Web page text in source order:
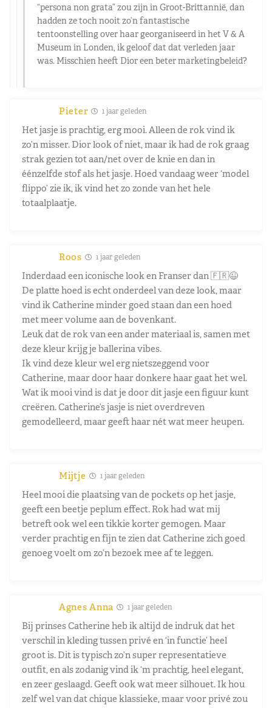
“persona non grata” zou zijn in Groot-Brittannië, dan
hadden ze toch nooit zo’n fantastische
tentoonstelling over haar georganiseerd in het V & A
Museum in Londen, ik geloof dat dat verleden jaar
was. Misschien heeft Dior een beter marketingbeleid?
Pieter 1 jaar geleden
Het jasje is prachtig, erg mooi. Alleen de rok vind ik
zo’n misser. Dior look of niet, maar ik had de rok graag
strak gezien tot aan/net over de knie en dan in
éénzelfde stof als het jasje. Hoed vandaag weer ‘model
flippo’ zie ik, ik vind het zo zonde van het hele
totaalplaatje.
Roos 1 jaar geleden
Inderdaad een iconische look en Franser dan 🇫🇷😉
De platte hoed is echt onderdeel van deze look, maar
vind ik Catherine minder goed staan dan een hoed
met meer volume aan de bovenkant.
Leuk dat de rok van een ander materiaal is, samen met
deze kleur krijg je ballerina vibes.
Ik vind deze kleur wel erg nietszeggend voor
Catherine, maar door haar donkere haar gaat het wel.
Wat ik mooi vind is dat je door dit jasje een figuur kunt
creëren. Catherine’s jasje is niet overdreven
gemodelleerd, maar geeft haar nét wat meer heupen.
Mijtje 1 jaar geleden
Heel mooi die plaatsing van de pockets op het jasje,
geeft een beetje peplum effect. Rok had wat mij
betreft ook wel een tikkie korter gemogen. Maar
verder prachtig en fijn te zien dat Catherine zich goed
genoeg voelt om zo’n bezoek mee af te leggen.
Agnes Anna 1 jaar geleden
Bij prinses Catherine heb ik altijd de indruk dat het
verschil in kleding tussen privé en ‘in functie’ heel
groot is. Dit is typisch zo’n super representatieve
outfit, en als zodanig vind ik ‘m prachtig, heel elegant,
en zeer geslaagd. Geeft ook wat meer silhouet. Ik hou
zelf wel van dat chique klassieke, maar voor privé zou